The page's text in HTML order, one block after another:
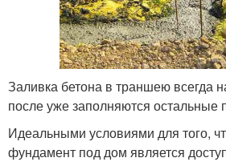
Заливка бетона в траншею всегда
после уже заполняются остальные
Идеальными условиями для того,
фундамент под дом является